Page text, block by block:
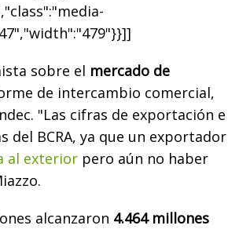
sobre el mercado de
de intercambio comercial,
"Las cifras de exportación e
BCRA, ya que un exportador
al exterior pero aún no haber
alcanzaron 4.464 millones